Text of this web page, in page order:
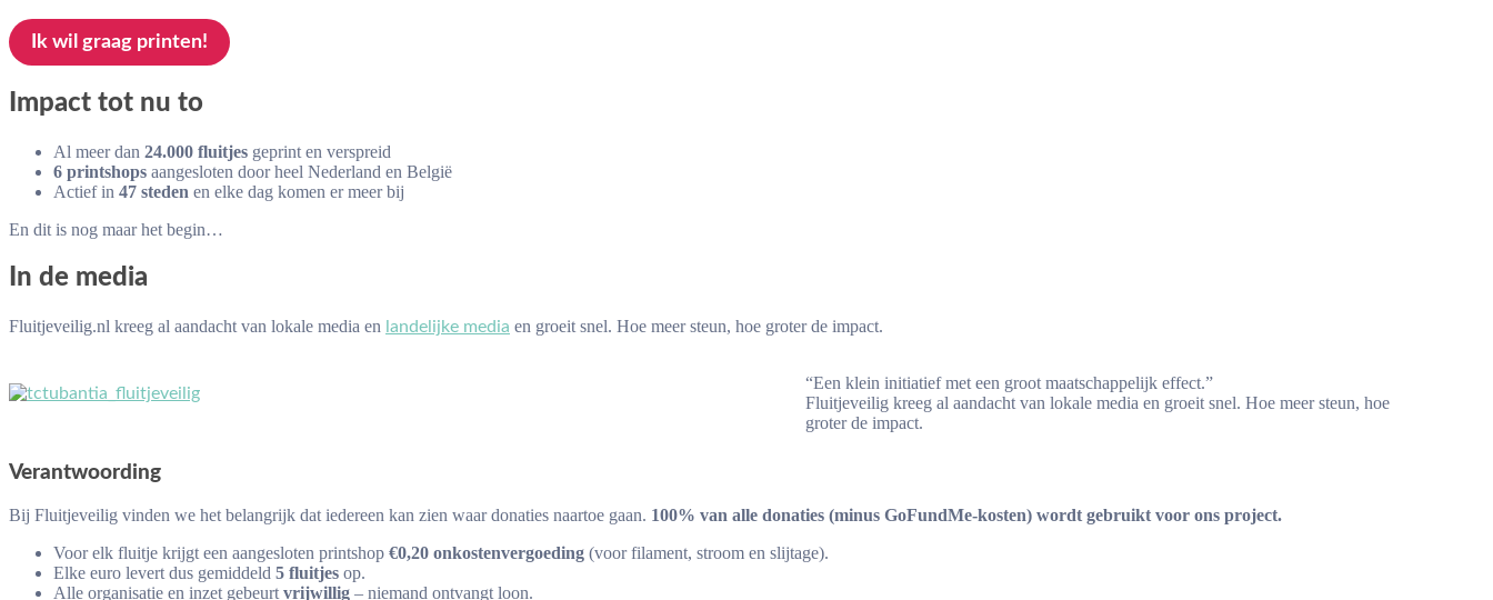
Ik wil graag printen!
Impact tot nu to
Al meer dan 24.000 fluitjes geprint en verspreid
6 printshops aangesloten door heel Nederland en België
Actief in 47 steden en elke dag komen er meer bij
En dit is nog maar het begin…
In de media
Fluitjeveilig.nl kreeg al aandacht van lokale media en landelijke media en groeit snel. Hoe meer steun, hoe groter de impact.
“Een klein initiatief met een groot maatschappelijk effect.”
Fluitjeveilig kreeg al aandacht van lokale media en groeit snel. Hoe meer steun, hoe
groter de impact.
Verantwoording
Bij Fluitjeveilig vinden we het belangrijk dat iedereen kan zien waar donaties naartoe gaan. 100% van alle donaties (minus GoFundMe-kosten) wordt gebruikt voor ons project.
Voor elk fluitje krijgt een aangesloten printshop €0,20 onkostenvergoeding (voor filament, stroom en slijtage).
Elke euro levert dus gemiddeld 5 fluitjes op.
Alle organisatie en inzet gebeurt vrijwillig – niemand ontvangt loon.